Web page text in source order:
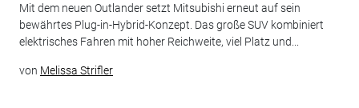
Mit dem neuen Outlander setzt Mitsubishi erneut auf sein
bewährtes Plug-in-Hybrid-Konzept. Das große SUV kombiniert
elektrisches Fahren mit hoher Reichweite, viel Platz und...
von Melissa Strifler